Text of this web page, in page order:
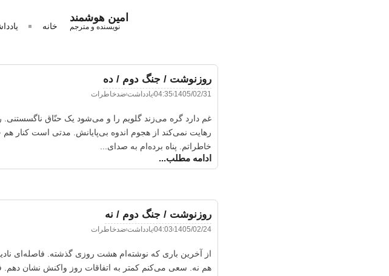
امین هوشمند
نویسنده و مترجم خانه
روزنوشت / جنگ دوم / ده
1405/02/31
04:35یادداشتضدخاطرات
غم دارد گره می‌زند گلویم را و می‌شود یک حنّاق
رهایت نمی‌کند از هجوم اندوه بی‌پایانش. مدتی است کنار
خاطراتم. پناه برده‌ام به صدای...
ادامه مطلب...
روزنوشت / جنگ دوم / نه
1405/02/24
04:03یادداشتضدخاطرات
از آخرین باری که نوشته‌ام هشت روزی گذشته. فاصله‌ای
هم نه. سعی می‌کنم کمتر به اتفاقات روز واکنش نشان